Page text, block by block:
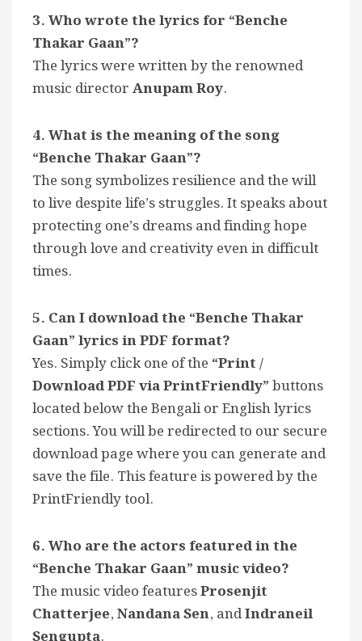
3. Who wrote the lyrics for “Benche
Thakar Gaan”?
The lyrics were written by the renowned
music directorAnupam Roy.
4. What is the meaning of the song
“Benche Thakar Gaan”?
The song symbolizes resilience and the will
to live despite life’s struggles. It speaks about
protecting one’s dreams and finding hope
through love and creativity even in difficult
times.
5. Can I download the “Benche Thakar
Gaan” lyrics in PDF format?
Yes. Simply click one of the “Print /
Download PDF via PrintFriendly”buttons
located below the Bengali or English lyrics
sections. You will be redirected to our secure
download page where you can generate and
save the file. This feature is powered by the
PrintFriendly tool.
6. Who are the actors featured in the
“Benche Thakar Gaan” music video?
The music video featuresProsenjit
Chatterjee,Nandana Sen, andIndraneil